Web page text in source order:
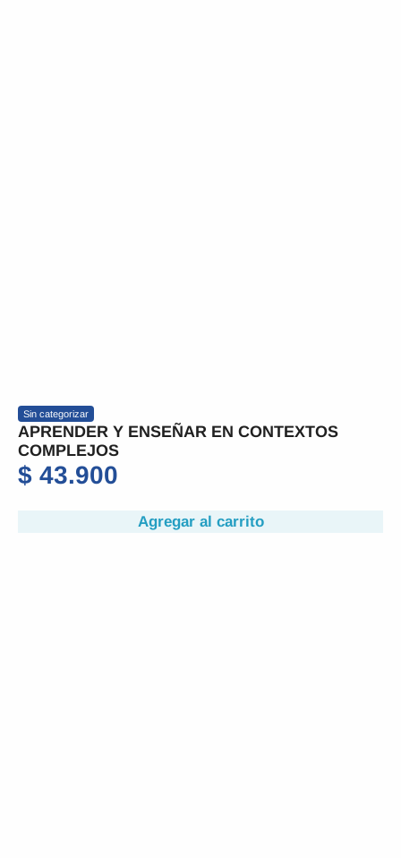
Sin categorizar
APRENDER Y ENSEÑAR EN CONTEXTOS
COMPLEJOS
$ 43.900
Agregar al carrito